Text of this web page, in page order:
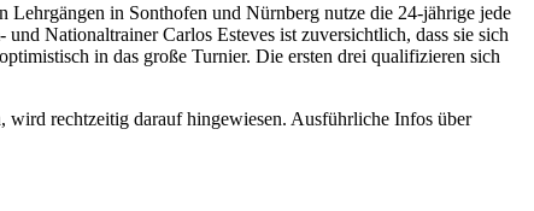
in Sonthofen und Nürnberg nutze die 24-jährige jede
Nationaltrainer Carlos Esteves ist zuversichtlich, dass sie sich
in das große Turnier. Die ersten drei qualifizieren sich
wird rechtzeitig darauf hingewiesen. Ausführliche Infos über